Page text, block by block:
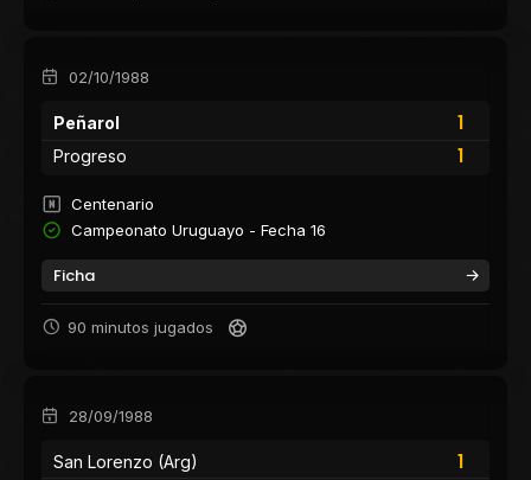
02/10/1988
Peñarol
1
1
Progreso
Centenario
Campeonato Uruguayo - Fecha 16
Ficha
90 minutos jugados
28/09/1988
San Lorenzo (Arg)
1